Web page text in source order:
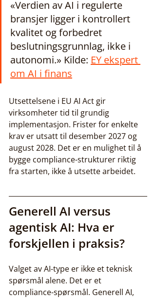
«Verdien av AI i regulerte
bransjer ligger i kontrollert
kvalitet og forbedret
beslutningsgrunnlag, ikke i
autonomi.» Kilde: EY ekspert
om AI i finans
Utsettelsene i EU AI Act gir
virksomheter tid til grundig
implementasjon. Frister for enkelte
krav er utsatt til desember 2027 og
august 2028. Det er en mulighet til å
bygge compliance-strukturer riktig
fra starten, ikke å utsette arbeidet.
Generell AI versus
agentisk AI: Hva er
forskjellen i praksis?
Valget av AI-type er ikke et teknisk
spørsmål alene. Det er et
compliance-spørsmål. Generell AI,